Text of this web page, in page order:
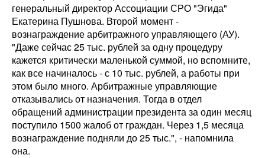
генеральный директор Ассоциации СРО "Эгида"
Екатерина Пушнова. Второй момент -
вознаграждение арбитражного управляющего (АУ).
"Даже сейчас 25 тыс. рублей за одну процедуру
кажется критически маленькой суммой, но вспомните,
как все начиналось - с 10 тыс. рублей, а работы при
этом было много. Арбитражные управляющие
отказывались от назначения. Тогда в отдел
обращений администрации президента за один месяц
поступило 1500 жалоб от граждан. Через 1,5 месяца
вознаграждение подняли до 25 тыс.", - напомнила
она.